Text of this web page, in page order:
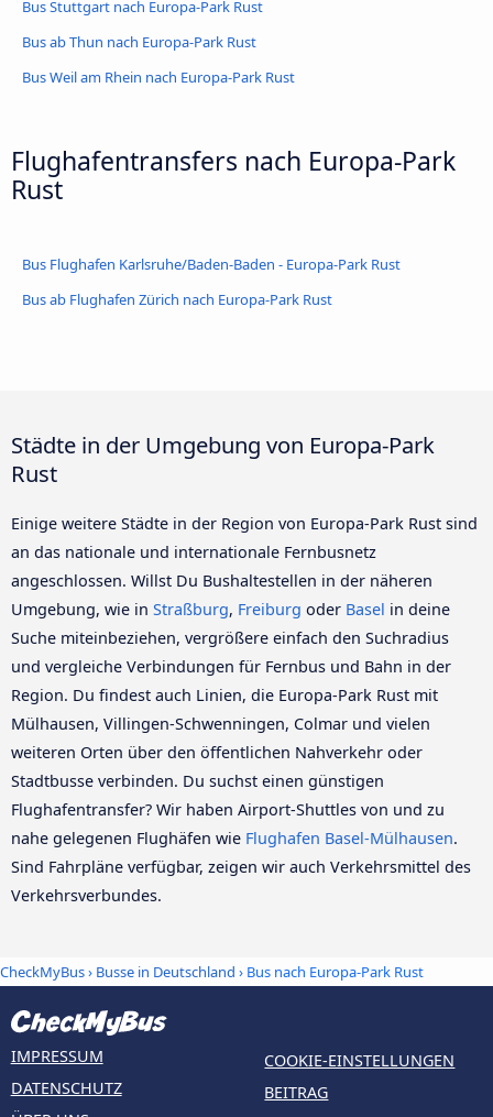
Bus Stuttgart nach Europa-Park Rust
Bus ab Thun nach Europa-Park Rust
Bus Weil am Rhein nach Europa-Park Rust
Flughafentransfers nach Europa-Park
Rust
Bus Flughafen Karlsruhe/Baden-Baden - Europa-Park Rust
Bus ab Flughafen Zürich nach Europa-Park Rust
Städte in der Umgebung von Europa-Park
Rust
Einige weitere Städte in der Region von Europa-Park Rust sind
an das nationale und internationale Fernbusnetz
angeschlossen. Willst Du Bushaltestellen in der näheren
Umgebung, wie in Straßburg, Freiburg oder Basel in deine
Suche miteinbeziehen, vergrößere einfach den Suchradius
und vergleiche Verbindungen für Fernbus und Bahn in der
Region. Du findest auch Linien, die Europa-Park Rust mit
Mülhausen, Villingen-Schwenningen, Colmar und vielen
weiteren Orten über den öffentlichen Nahverkehr oder
Stadtbusse verbinden. Du suchst einen günstigen
Flughafentransfer? Wir haben Airport-Shuttles von und zu
nahe gelegenen Flughäfen wie Flughafen Basel-Mülhausen.
Sind Fahrpläne verfügbar, zeigen wir auch Verkehrsmittel des
Verkehrsverbundes.
CheckMyBus› Busse in Deutschland › Bus nach Europa-Park Rust
IMPRESSUM
DATENSCHUTZ
COOKIE-EINSTELLUNGEN
BEITRAG